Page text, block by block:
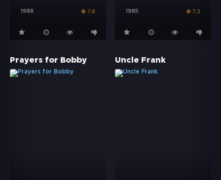
1988 7.8 1985 7.3
Prayers for Bobby Uncle Frank